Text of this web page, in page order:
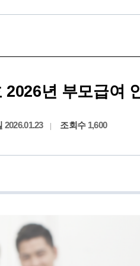
년 부모급여
2026.01.23 조회수1,600